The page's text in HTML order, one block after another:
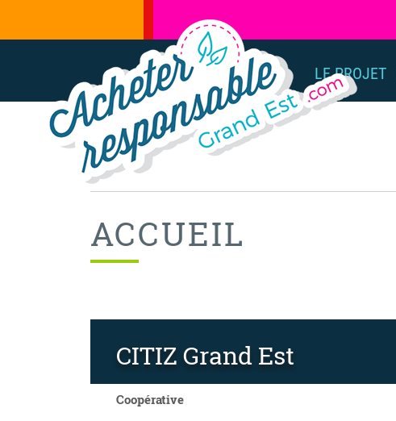
LE PROJET
ACCUEIL
CITIZ Grand Est
Coopérative